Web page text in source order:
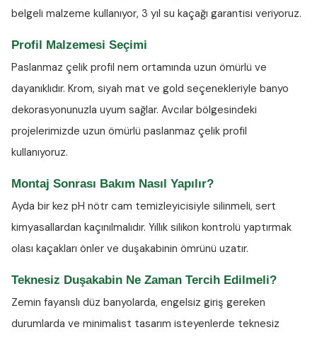
belgeli malzeme kullanıyor, 3 yıl su kaçağı garantisi veriyoruz.
Profil Malzemesi Seçimi
Paslanmaz çelik profil nem ortamında uzun ömürlü ve
dayanıklıdır. Krom, siyah mat ve gold seçenekleriyle banyo
dekorasyonunuzla uyum sağlar. Avcılar bölgesindeki
projelerimizde uzun ömürlü paslanmaz çelik profil
kullanıyoruz.
Montaj Sonrası Bakım Nasıl Yapılır?
Ayda bir kez pH nötr cam temizleyicisiyle silinmeli, sert
kimyasallardan kaçınılmalıdır. Yıllık silikon kontrolü yaptırmak
olası kaçakları önler ve duşakabinin ömrünü uzatır.
Teknesiz Duşakabin Ne Zaman Tercih Edilmeli?
Zemin fayanslı düz banyolarda, engelsiz giriş gereken
durumlarda ve minimalist tasarım isteyenlerde teknesiz